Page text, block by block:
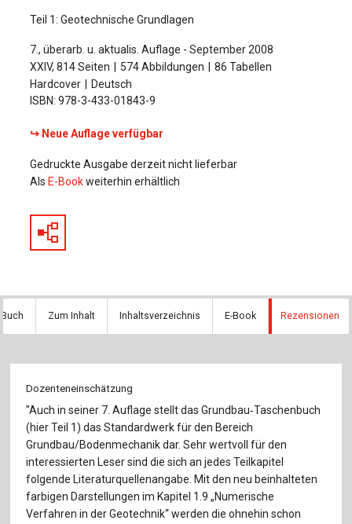
Teil 1: Geotechnische Grundlagen
7., überarb. u. aktualis. Auflage - September 2008
XXIV, 814 Seiten
574 Abbildungen
86 Tabellen
Hardcover
Deutsch
ISBN: 978-3-433-01843-9
↪ Neue Auflage verfügbar
Gedruckte Ausgabe derzeit nicht lieferbar
Als E-Bookweiterhin erhältlich
Zum Inhalt Inhaltsverzeichnis E-Book Rezensionen
Dozenteneinschätzung
"Auch in seiner 7. Auflage stellt das Grundbau‐Taschenbuch
(hier Teil 1) das Standardwerk für den Bereich
Grundbau/Bodenmechanik dar. Sehr wertvoll für den
interessierten Leser sind die sich an jedes Teilkapitel
folgende Literaturquellenangabe. Mit den neu beinhalteten
farbigen Darstellungen im Kapitel 1.9 „Numerische
Verfahren in der Geotechnik“ werden die ohnehin schon